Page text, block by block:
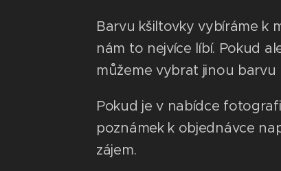
Barvu kšiltovky vybíráme k
nám to nejvíce líbí. Pokud
můžeme vybrat jinou barvu
Pokud je v nabídce
poznámek k objednávce
zájem.